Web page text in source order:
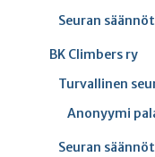
Seuran säännöt
BK Climbers ry
Turvallinen
Anonyymi
Seuran säännöt